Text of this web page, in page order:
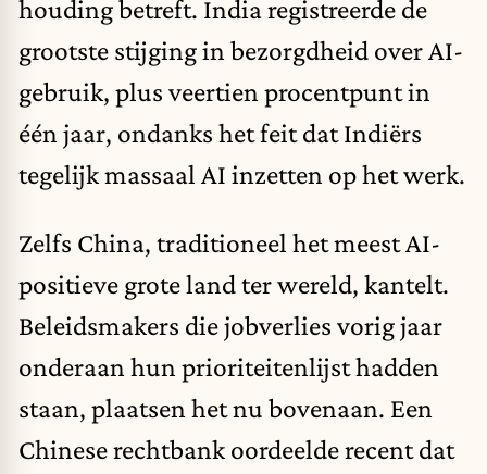
houding betreft. India registreerde de
grootste stijging in bezorgdheid over AI-
gebruik, plus veertien procentpunt in
één jaar, ondanks het feit dat Indiërs
tegelijk massaal AI inzetten op het werk.
Zelfs China, traditioneel het meest AI-
positieve grote land ter wereld, kantelt.
Beleidsmakers die jobverlies vorig jaar
onderaan hun prioriteitenlijst hadden
staan, plaatsen het nu bovenaan. Een
Chinese rechtbank oordeelde recent dat